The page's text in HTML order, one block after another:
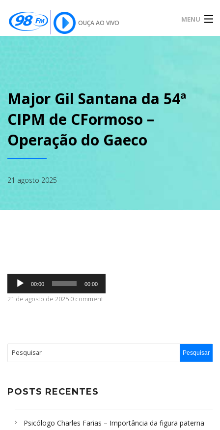
OUÇA AO VIVO MENU
SOBRE
CONTATO
Major Gil Santana da 54ª
CIPM de CFormoso –
Operação do Gaeco
21 agosto 2025
Tocador
áudio
00:00 00:00
21 de agosto de 2025 0 comment
POSTS RECENTES
Psicólogo Charles Farias – Importância da figura paterna